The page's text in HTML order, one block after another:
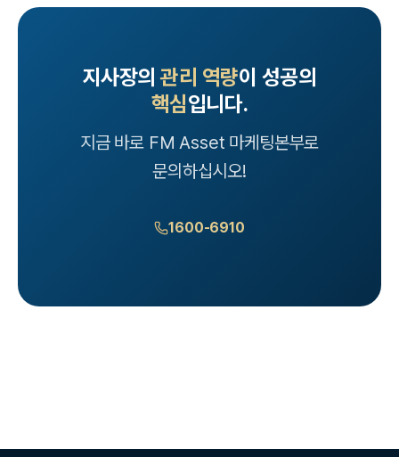
지사장의관리 역량이 성공의
핵심입니다.
지금 바로 FM Asset 마케팅본부로
문의하십시오!
1600-6910